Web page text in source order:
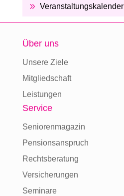
9 Veranstaltungskalender
Über uns
Unsere Ziele
Mitgliedschaft
Leistungen
Service
Seniorenmagazin
Pensionsanspruch
Rechtsberatung
Versicherungen
Seminare